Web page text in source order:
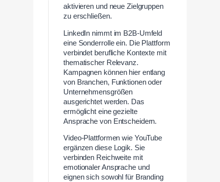
aktivieren und neue Zielgruppen
zu erschließen.
LinkedIn nimmt im B2B-Umfeld
eine Sonderrolle ein. Die Plattform
verbindet berufliche Kontexte mit
thematischer Relevanz.
Kampagnen können hier entlang
von Branchen, Funktionen oder
Unternehmensgrößen
ausgerichtet werden. Das
ermöglicht eine gezielte
Ansprache von Entscheidern.
Video-Plattformen wie YouTube
ergänzen diese Logik. Sie
verbinden Reichweite mit
emotionaler Ansprache und
eignen sich sowohl für Branding